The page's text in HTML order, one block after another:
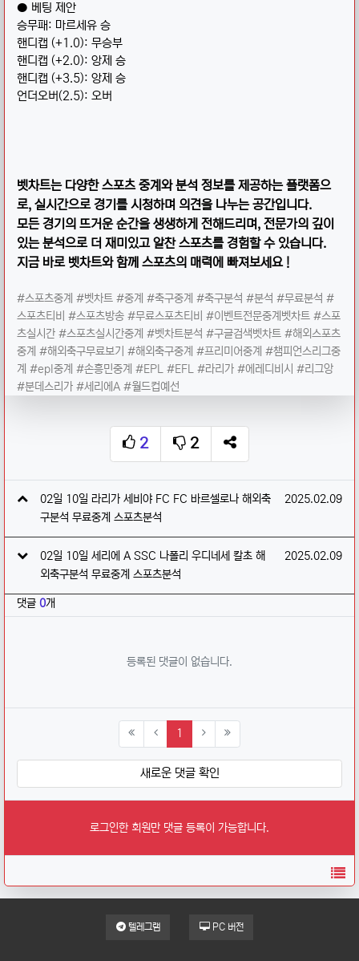
● 베팅 제안
승무패: 마르세유 승
핸디캡 (+1.0): 무승부
핸디캡 (+2.0): 앙제 승
핸디캡 (+3.5): 앙제 승
언더오버(2.5): 오버
벳차트는 다양한 스포츠 중계와 분석 정보를 제공하는 플랫폼으
로, 실시간으로 경기를 시청하며 의견을 나누는 공간입니다.
모든 경기의 뜨거운 순간을 생생하게 전해드리며, 전문가의 깊이
있는 분석으로 더 재미있고 알찬 스포츠를 경험할 수 있습니다.
지금 바로 벳차트와 함께 스포츠의 매력에 빠져보세요 !
#스포츠중계 #벳차트 #중계 #축구중계 #축구분석 #분석 #무료분석 #
스포츠티비 #스포츠방송 #무료스포츠티비 #이벤트전문중계벳차트 #스포
츠실시간 #스포츠실시간중계 #벳차트분석 #구글검색벳차트 #해외스포츠
중계 #해외축구무료보기 #해외축구중계 #프리미어중계 #챔피언스리그중
계 #epl중계 #손흥민중계 #EPL #EFL #라리가 #에레디비시 #리그앙
#분데스리가 #세리에A #월드컵예선
2
추천
2
비추천SNS 공유
02일 10일 라리가 세비야 FC FC 바르셀로나 해외축
구분석 무료중계 스포츠분석
작성일
2025.02.09
02일 10일 세리에 A SSC 나폴리 우디네세 칼초 해
외축구분석 무료중계 스포츠분석
작성일
2025.02.09
댓글 0개
등록된 댓글이 없습니다.
1 (current)
새로운 댓글 확인
로그인한 회원만 댓글 등록이 가능합니다.
목
텔레그램 PC 버전